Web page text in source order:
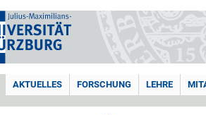
AKTUELLES FORSCHUNG LEHRE